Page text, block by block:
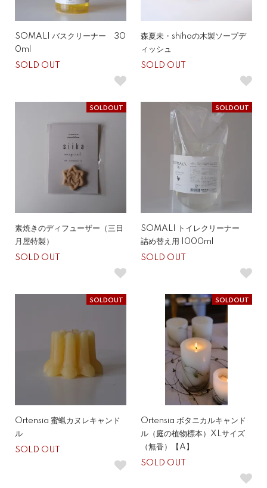
SOMALI バスクリーナー 30
0ml
SOLD OUT
森夏未・shihoの木製ソープデ
ィッシュ
SOLD OUT
SOLDOUT
素焼きのディフューザー（三日
月屋特製）
SOLD OUT
SOLDOUT
SOMALI トイレクリーナー
詰め替え用 1000ml
SOLD OUT
SOLDOUT
Ortensia 蜜蝋カヌレキャンド
ル
SOLD OUT
SOLDOUT
Ortensia ボタニカルキャンド
ル（庭の植物標本）XLサイズ
（無香）【A】
SOLD OUT